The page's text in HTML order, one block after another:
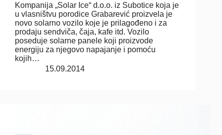
Kompanija „Solar Ice“ d.o.o. iz Subotice koja je
u vlasništvu porodice Grabarević proizvela je
novo solarno vozilo koje je prilagođeno i za
prodaju sendviča, čaja, kafe itd. Vozilo
poseduje solarne panele koji proizvode
energiju za njegovo napajanje i pomoću
kojih…
15.09.2014